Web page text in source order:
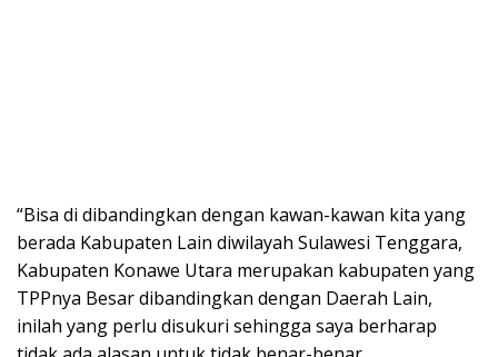
“Bisa di dibandingkan dengan kawan-kawan kita yang
berada Kabupaten Lain diwilayah Sulawesi Tenggara,
Kabupaten Konawe Utara merupakan kabupaten yang
TPPnya Besar dibandingkan dengan Daerah Lain,
inilah yang perlu disukuri sehingga saya berharap